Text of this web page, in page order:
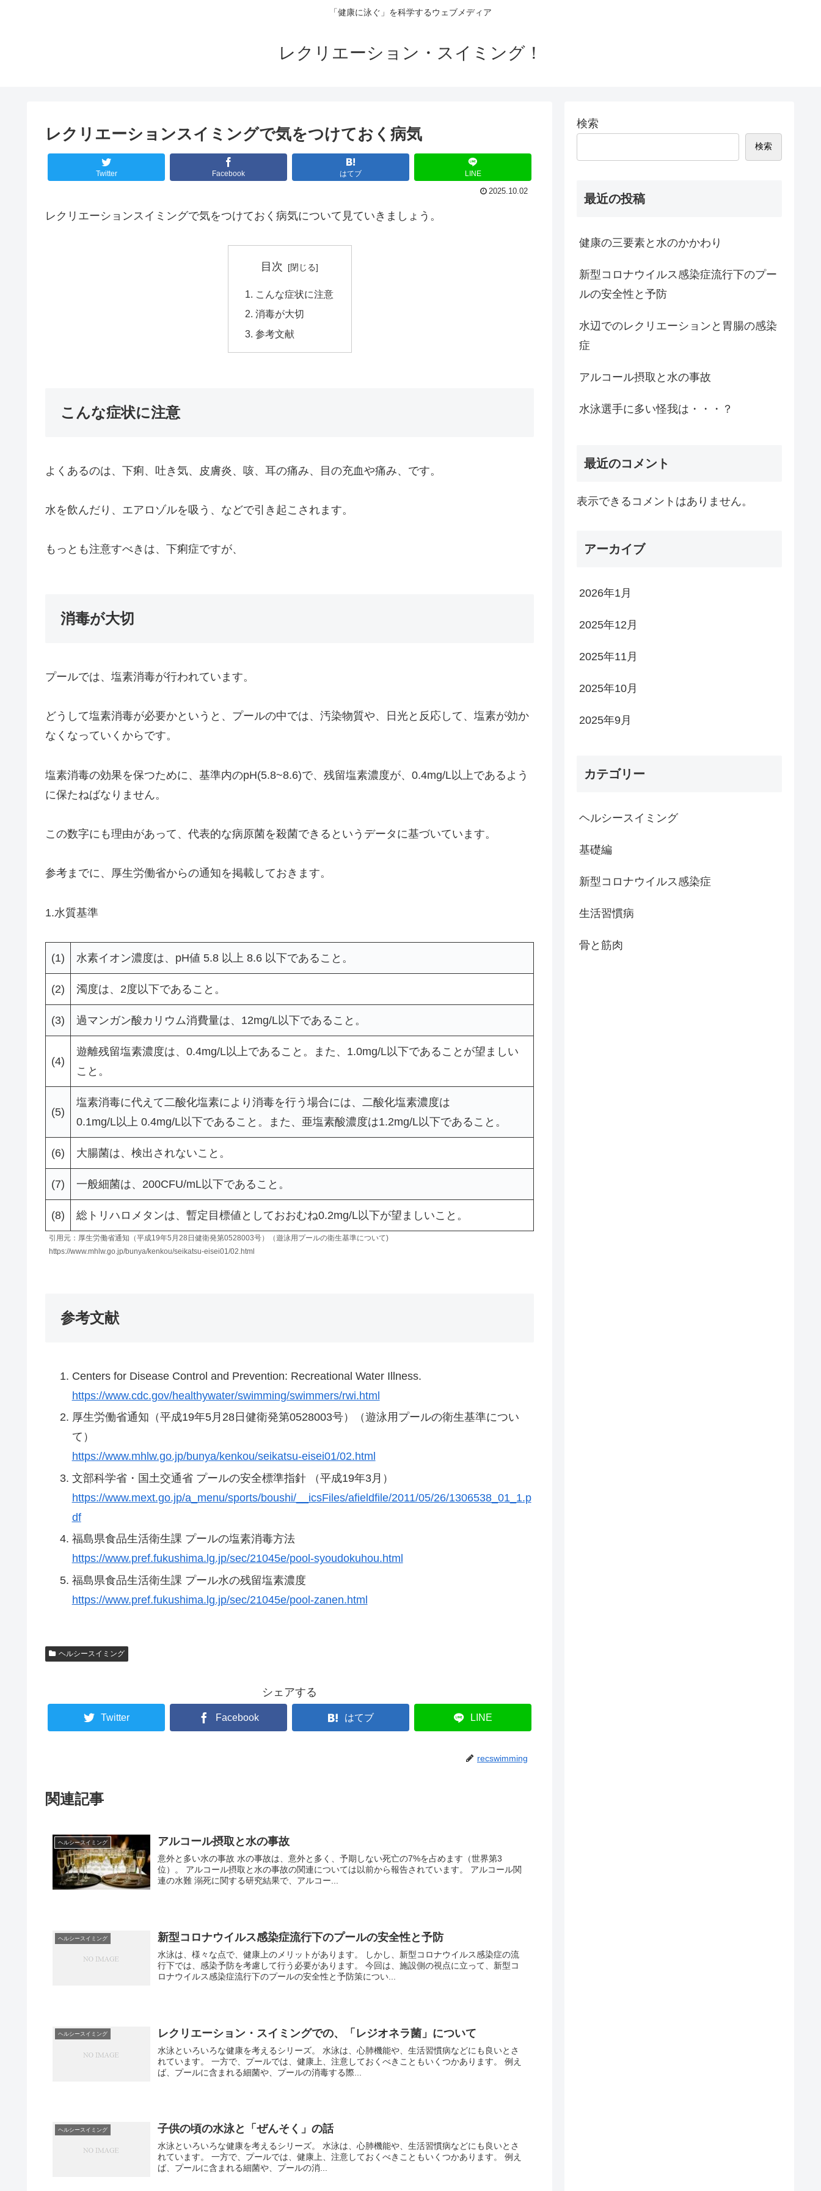
「健康に泳ぐ」を科学するウェブメディア
レクリエーション・スイミング！
レクリエーションスイミングで気をつけておく病気
Twitter Facebook はてブ LINE
2025.10.02
レクリエーションスイミングで気をつけておく病気について見ていきましょう。
目次
こんな症状に注意
消毒が大切
参考文献
こんな症状に注意
よくあるのは、下痢、吐き気、皮膚炎、咳、耳の痛み、目の充血や痛み、です。
水を飲んだり、エアロゾルを吸う、などで引き起こされます。
もっとも注意すべきは、下痢症ですが、
消毒が大切
プールでは、塩素消毒が行われています。
どうして塩素消毒が必要かというと、プールの中では、汚染物質や、日光と反応して、塩素が効か
なくなっていくからです。
塩素消毒の効果を保つために、基準内のpH(5.8~8.6)で、残留塩素濃度が、0.4mg/L以上であるよう
に保たねばなりません。
この数字にも理由があって、代表的な病原菌を殺菌できるというデータに基づいています。
参考までに、厚生労働省からの通知を掲載しておきます。
1.水質基準
(1) 水素イオン濃度は、pH値 5.8 以上 8.6 以下であること。
(2) 濁度は、2度以下であること。
(3) 過マンガン酸カリウム消費量は、12mg/L以下であること。
(4)
遊離残留塩素濃度は、0.4mg/L以上であること。また、1.0mg/L以下であることが望ましい
こと。
(5)
塩素消毒に代えて二酸化塩素により消毒を行う場合には、二酸化塩素濃度は
0.1mg/L以上 0.4mg/L以下であること。また、亜塩素酸濃度は1.2mg/L以下であること。
(6) 大腸菌は、検出されないこと。
(7) 一般細菌は、200CFU/mL以下であること。
(8) 総トリハロメタンは、暫定目標値としておおむね0.2mg/L以下が望ましいこと。
引用元：厚生労働省通知（平成19年5月28日健衛発第0528003号）（遊泳用プールの衛生基準について)
https://www.mhlw.go.jp/bunya/kenkou/seikatsu-eisei01/02.html
参考文献
Centers for Disease Control and Prevention: Recreational Water Illness.
https://www.cdc.gov/healthywater/swimming/swimmers/rwi.html
厚生労働省通知（平成19年5月28日健衛発第0528003号）（遊泳用プールの衛生基準につい
て）
https://www.mhlw.go.jp/bunya/kenkou/seikatsu-eisei01/02.html
文部科学省・国土交通省 プールの安全標準指針 （平成19年3月）
https://www.mext.go.jp/a_menu/sports/boushi/__icsFiles/afieldfile/2011/05/26/1306538_01_1.p
df
福島県食品生活衛生課 プールの塩素消毒方法
https://www.pref.fukushima.lg.jp/sec/21045e/pool-syoudokuhou.html
福島県食品生活衛生課 プール水の残留塩素濃度
https://www.pref.fukushima.lg.jp/sec/21045e/pool-zanen.html
ヘルシースイミング
シェアする
Twitter Facebook はてブ LINE
recswimming
関連記事
ヘルシースイミング アルコール摂取と水の事故
意外と多い水の事故 水の事故は、意外と多く、予期しない死亡の7%を占めます（世界第3
位）。 アルコール摂取と水の事故の関連については以前から報告されています。 アルコール関
連の水難 溺死に関する研究結果で、アルコー...
ヘルシースイミング 新型コロナウイルス感染症流行下のプールの安全性と予防
水泳は、様々な点で、健康上のメリットがあります。 しかし、新型コロナウイルス感染症の流
行下では、感染予防を考慮して行う必要があります。 今回は、施設側の視点に立って、新型コ
ロナウイルス感染症流行下のプールの安全性と予防策につい...
ヘルシースイミング レクリエーション・スイミングでの、「レジオネラ菌」について
水泳といろいろな健康を考えるシリーズ。 水泳は、心肺機能や、生活習慣病などにも良いとさ
れています。 一方で、プールでは、健康上、注意しておくべきこともいくつかあります。 例え
ば、プールに含まれる細菌や、プールの消毒する際...
ヘルシースイミング 子供の頃の水泳と「ぜんそく」の話
水泳といろいろな健康を考えるシリーズ。 水泳は、心肺機能や、生活習慣病などにも良いとさ
れています。 一方で、プールでは、健康上、注意しておくべきこともいくつかあります。 例え
ば、プールに含まれる細菌や、プールの消...
検索
検索
最近の投稿
健康の三要素と水のかかわり
新型コロナウイルス感染症流行下のプー
ルの安全性と予防
水辺でのレクリエーションと胃腸の感染
症
アルコール摂取と水の事故
水泳選手に多い怪我は・・・？
最近のコメント
表示できるコメントはありません。
アーカイブ
2026年1月
2025年12月
2025年11月
2025年10月
2025年9月
カテゴリー
ヘルシースイミング
基礎編
新型コロナウイルス感染症
生活習慣病
骨と筋肉